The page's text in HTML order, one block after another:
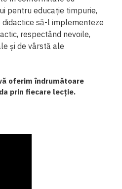
pentru educație timpurie,
didactice să-l implementeze
respectând nevoile,
și de vârstă ale
oferim îndrumătoare
prin fiecare lecție.